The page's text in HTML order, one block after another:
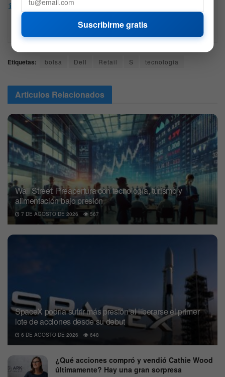
intención, esta no representa ninguna recomendación
Recuerda hacer siempre tu propia investigación.
Etiquetas: bolsa Dell Retail S tecnologia
Articulos Relacionados
Wall Street: Preapertura con tecnología, turismo y
alimentación bajo presión
7 DE AGOSTO DE 2026 567
SpaceX podría sufrir más presión al liberarse el primer
lote de acciones desde su debut
6 DE AGOSTO DE 2026 648
¿Qué acciones compró y vendió Cathie Wood
últimamente? Hay una gran sorpresa
Suscribirme gratis